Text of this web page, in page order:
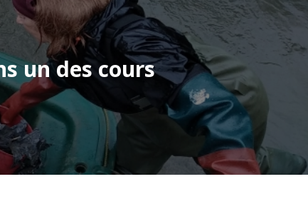
un des cours